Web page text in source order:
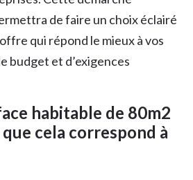
de faire un choix éclairé
qui répond le mieux à vos
budget et d’exigences
habitable de 80m2
que cela correspond à